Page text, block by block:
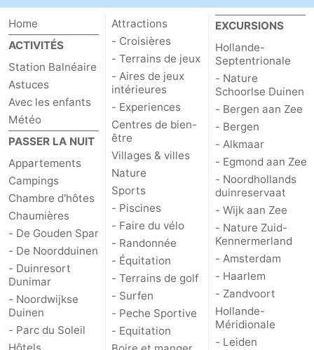
Home
ACTIVITÉS
Station Balnéaire
Astuces
Avec les enfants
Météo
PASSER LA NUIT
Appartements
Campings
Chambre d'hôtes
Chaumières
- De Gouden Spar
- De Noordduinen
- Duinresort
Dunimar
- Noordwijkse
Duinen
- Parc du Soleil
Attractions
- Croisières
- Terrains de jeux
- Aires de jeux
intérieures
- Experiences
Centres de bien-
être
Villages & villes
Nature
Sports
- Piscines
- Faire du vélo
- Randonnée
- Équitation
- Terrains de golf
- Surfen
- Peche Sportive
- Equitation
EXCURSIONS
Hollande-
Septentrionale
- Nature
Schoorlse Duinen
- Bergen aan Zee
- Bergen
- Alkmaar
- Egmond aan Zee
- Noordhollands
duinreservaat
- Wijk aan Zee
- Nature Zuid-
Kennermerland
- Amsterdam
- Haarlem
- Zandvoort
Hollande-
Méridionale
- Leiden